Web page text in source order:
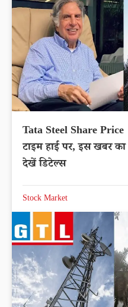
Tata Steel Share
टाइम हाई पर, इस खबर
देखें डिटेल्स
Stock Market